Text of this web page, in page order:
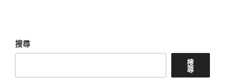
搜尋
搜
尋